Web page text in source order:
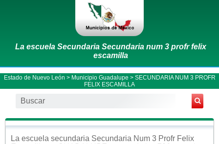
La escuela Secundaria Secundaria num 3 profr felix
escamilla
Estado de Nuevo León > Municipio Guadalupe > SECUNDARIA NUM 3 PROFR
FELIX ESCAMILLA
La escuela secundaria Secundaria Num 3 Profr Felix